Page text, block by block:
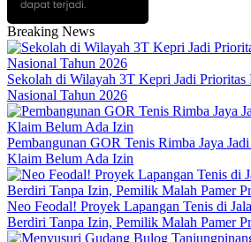
Breaking News
Sekolah di Wilayah 3T Kepri Jadi Prioritas
Nasional Tahun 2026
Pembangunan GOR Tenis Rimba Jaya
Klaim Belum Ada Izin
Neo Feodal! Proyek Lapangan Tenis di
Berdiri Tanpa Izin, Pemilik Malah Pamer